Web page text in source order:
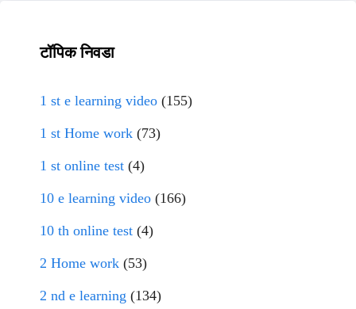
टॉपिक निवडा
1 st e learning video (155)
1 st Home work (73)
1 st online test (4)
10 e learning video (166)
10 th online test (4)
2 Home work (53)
2 nd e learning (134)